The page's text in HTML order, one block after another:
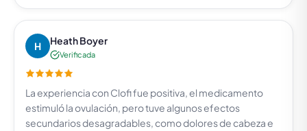
H Heath Boyer
Verificada
La experiencia con Clofi fue positiva, el medicamento
estimuló la ovulación, pero tuve algunos efectos
secundarios desagradables, como dolores de cabeza e